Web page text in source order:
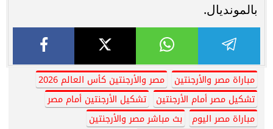
بالمونديال.
مباراة مصر والأرجنتين
مصر والأرجنتين كأس العالم 2026
تشكيل مصر أمام الأرجنتين
تشكيل الأرجنتين أمام مصر
مباراة مصر اليوم
بث مباشر مصر والأرجنتين